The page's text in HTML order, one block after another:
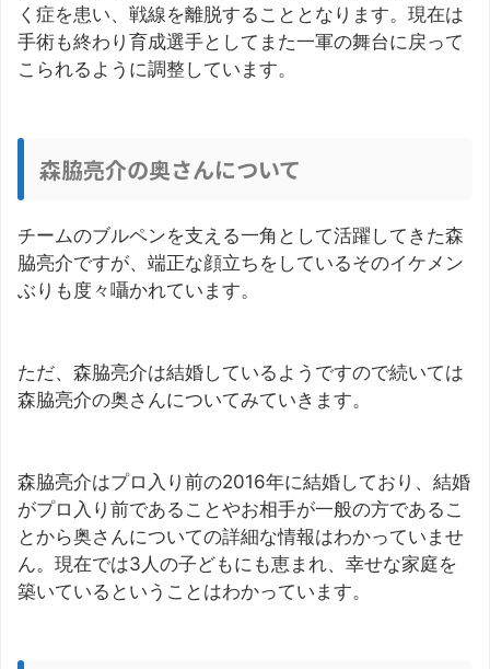
く症を患い、戦線を離脱することとなります。現在は
手術も終わり育成選手としてまた一軍の舞台に戻って
こられるように調整しています。
森脇亮介の奥さんについて
チームのブルペンを支える一角として活躍してきた森
脇亮介ですが、端正な顔立ちをしているそのイケメン
ぶりも度々囁かれています。
ただ、森脇亮介は結婚しているようですので続いては
森脇亮介の奥さんについてみていきます。
森脇亮介はプロ入り前の2016年に結婚しており、結婚
がプロ入り前であることやお相手が一般の方であるこ
とから奥さんについての詳細な情報はわかっていませ
ん。現在では3人の子どもにも恵まれ、幸せな家庭を
築いているということはわかっています。